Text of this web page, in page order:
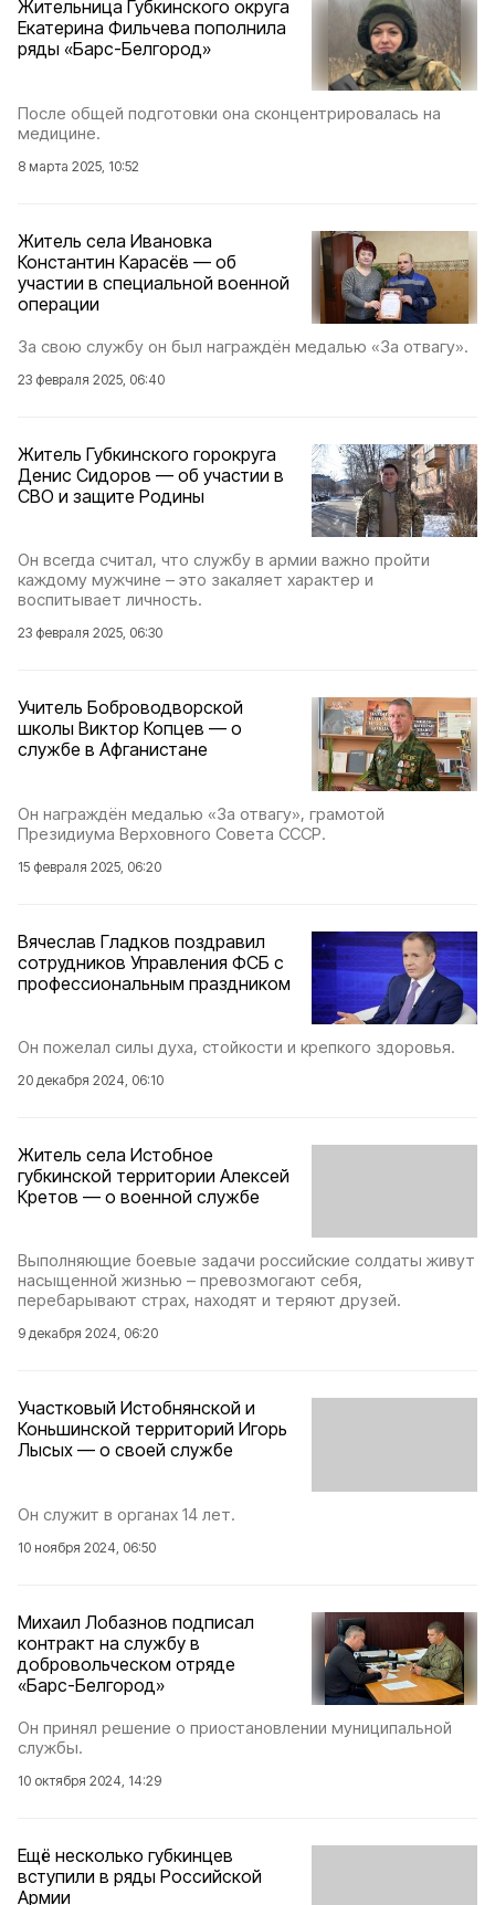
Жительница Губкинского округа
Екатерина Фильчева пополнила
ряды «Барс-Белгород»
После общей подготовки она сконцентрировалась на
медицине.
8 марта 2025, 10:52
Житель села Ивановка
Константин Карасёв — об
участии в специальной военной
операции
За свою службу он был награждён медалью «За отвагу».
23 февраля 2025, 06:40
Житель Губкинского горокруга
Денис Сидоров — об участии в
СВО и защите Родины
Он всегда считал, что службу в армии важно пройти
каждому мужчине – это закаляет характер и
воспитывает личность.
23 февраля 2025, 06:30
Учитель Боброводворской
школы Виктор Копцев — о
службе в Афганистане
Он награждён медалью «За отвагу», грамотой
Президиума Верховного Совета СССР.
15 февраля 2025, 06:20
Вячеслав Гладков поздравил
сотрудников Управления ФСБ с
профессиональным праздником
Он пожелал силы духа, стойкости и крепкого здоровья.
20 декабря 2024, 06:10
Житель села Истобное
губкинской территории Алексей
Кретов — о военной службе
Выполняющие боевые задачи российские солдаты живут
насыщенной жизнью – превозмогают себя,
перебарывают страх, находят и теряют друзей.
9 декабря 2024, 06:20
Участковый Истобнянской и
Коньшинской территорий Игорь
Лысых — о своей службе
Он служит в органах 14 лет.
10 ноября 2024, 06:50
Михаил Лобазнов подписал
контракт на службу в
добровольческом отряде
«Барс-Белгород»
Он принял решение о приостановлении муниципальной
службы.
10 октября 2024, 14:29
Ещё несколько губкинцев
вступили в ряды Российской
Армии